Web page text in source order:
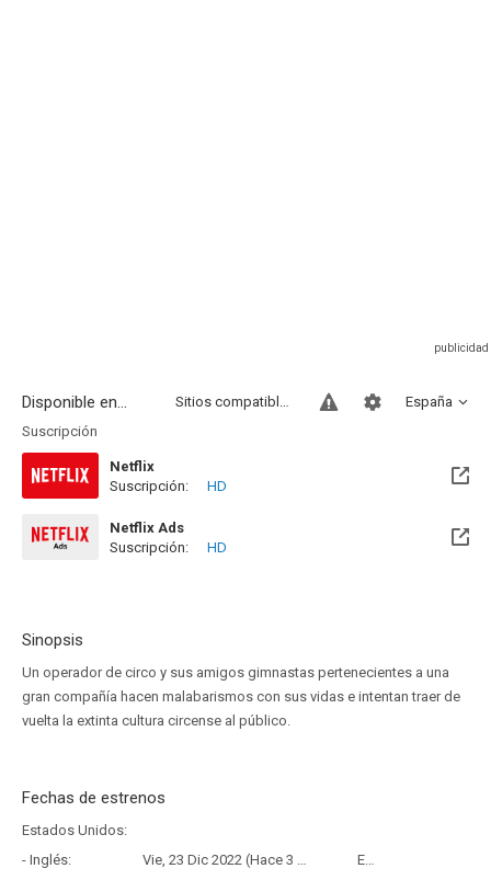
Disponible en... España
Sitios compatibles
Suscripción
Netflix
Suscripción:
HD
Netflix Ads
Suscripción:
HD
Sinopsis
Un operador de circo y sus amigos gimnastas pertenecientes a una
gran compañía hacen malabarismos con sus vidas e intentan traer de
vuelta la extinta cultura circense al público.
Fechas de estrenos
Estados Unidos:
- Inglés:
Vie, 23 Dic 2022 (Hace 3 años y 7 meses)
Estreno